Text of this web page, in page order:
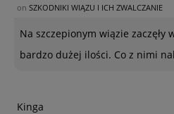
on SZKODNIKI WIĄZU I ICH ZWALCZANIE
Na szczepionym wiązie zaczęły
bardzo dużej ilości. Co z nimi
Kinga